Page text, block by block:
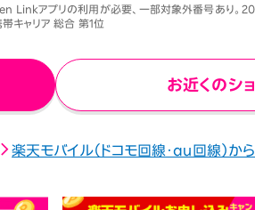
アプリの利用が必要、一部対象外番号あり。
キャリア 総合 第1位
お近くのシ
楽天モバイル（ドコモ回線・au回線）か